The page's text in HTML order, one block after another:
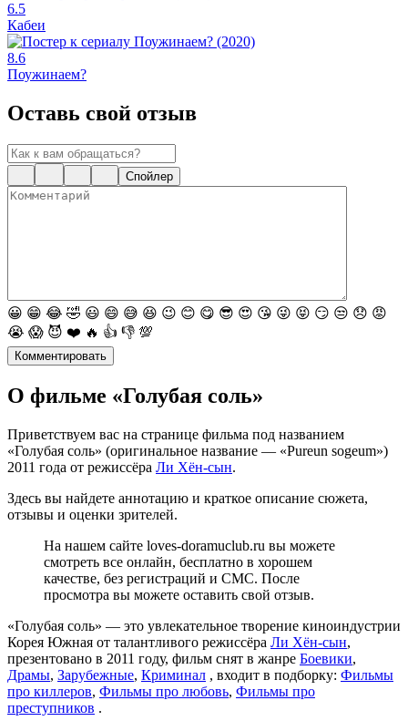
6.5
Кабеи
8.6
Поужинаем?
Оставь свой отзыв
Спойлер
😀 😁 😂 🤣 😃 😄 😅 😆 😉 😊 😋 😎 😍 😘 😜 😝 😏 😒 😞 😡
😭 😱 😈 ❤️ 🔥 👍 👎 💯
Комментировать
О фильме «Голубая соль»
Приветствуем вас на странице фильма под названием
«Голубая соль» (оригинальное название — «Pureun sogeum»)
2011 года от режиссёра Ли Хён-сын.
Здесь вы найдете аннотацию и краткое описание сюжета,
отзывы и оценки зрителей.
На нашем сайте loves-doramuclub.ru вы можете
смотреть все онлайн, бесплатно в хорошем
качестве, без регистраций и СМС. После
просмотра вы можете оставить свой отзыв.
«Голубая соль» — это увлекательное творение киноиндустрии
Корея Южная от талантливого режиссёра Ли Хён-сын,
презентовано в 2011 году, фильм снят в жанре Боевики,
Драмы, Зарубежные, Криминал , входит в подборку: Фильмы
про киллеров, Фильмы про любовь, Фильмы про
преступников .